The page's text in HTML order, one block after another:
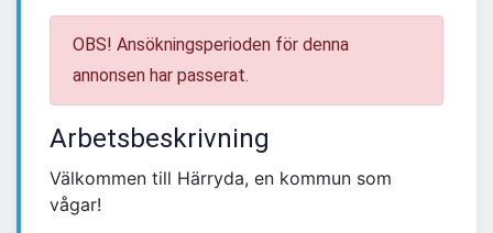
OBS! Ansökningsperioden för denna
annonsen har passerat.
Arbetsbeskrivning
Välkommen till Härryda, en kommun som
vågar!